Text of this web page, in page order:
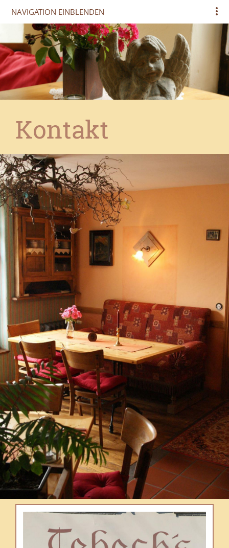
NAVIGATION EINBLENDEN
Kontakt